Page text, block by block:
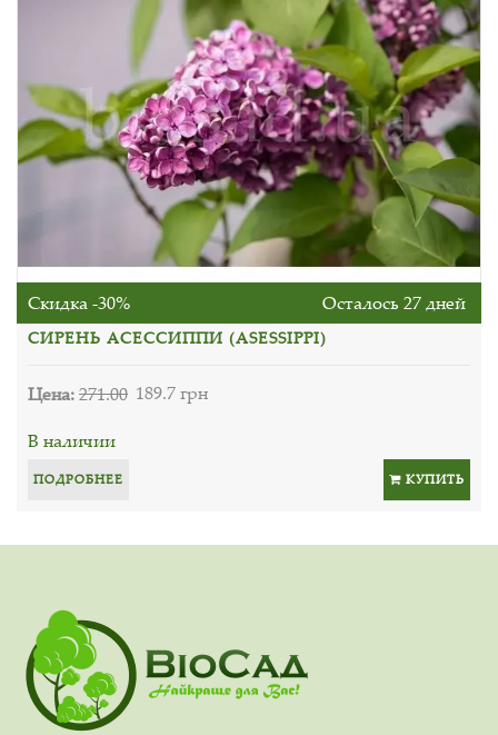
Скидка -30% Осталось 27 дней
СИРЕНЬ АСЕССИППИ (ASESSIPPI)
Цена:271.00 189.7 грн
В наличии
ПОДРОБНЕЕ КУПИТЬ